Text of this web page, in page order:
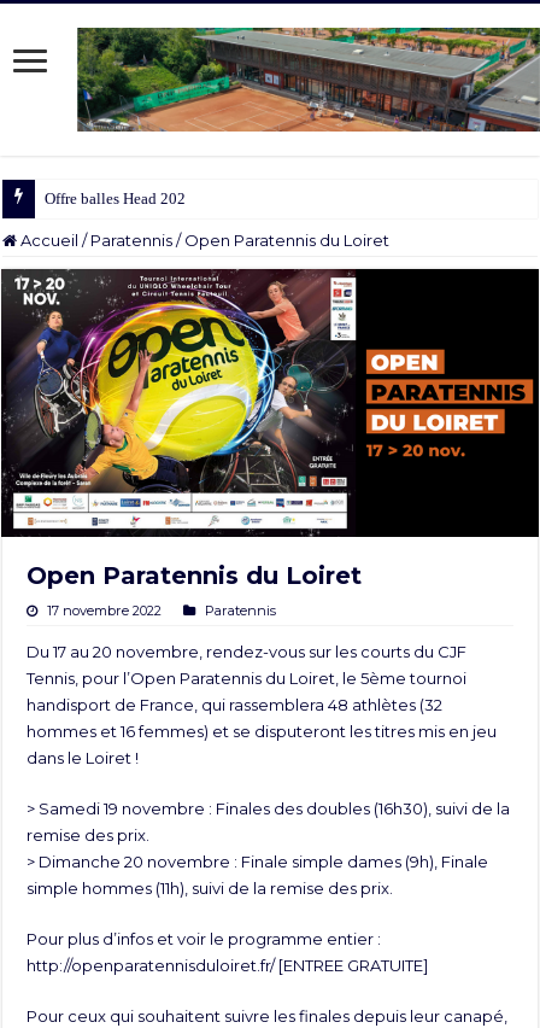
Offre balles Head 2025/2026
Accueil / Paratennis / Open Paratennis du Loiret
Open Paratennis du Loiret
17 novembre 2022 Paratennis
Du 17 au 20 novembre, rendez-vous sur les courts du CJF
Tennis, pour l’Open Paratennis du Loiret, le 5ème tournoi
handisport de France, qui rassemblera 48 athlètes (32
hommes et 16 femmes) et se disputeront les titres mis en jeu
dans le Loiret !
> Samedi 19 novembre : Finales des doubles (16h30), suivi de la
remise des prix.
> Dimanche 20 novembre : Finale simple dames (9h), Finale
simple hommes (11h), suivi de la remise des prix.
Pour plus d’infos et voir le programme entier :
http://openparatennisduloiret.fr/[ENTREE GRATUITE]
Pour ceux qui souhaitent suivre les finales depuis leur canapé,